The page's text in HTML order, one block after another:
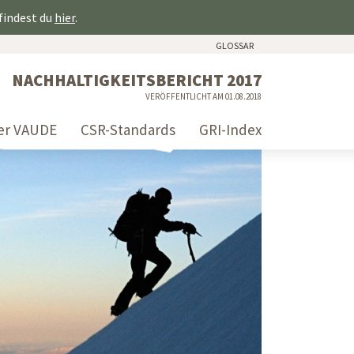
du hier.
GLOSSAR
NACHHALTIGKEITSBERICHT 2017
VERÖFFENTLICHT AM 01.08.2018
VAUDE CSR-Standards GRI-Index